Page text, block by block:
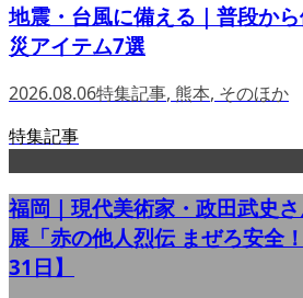
地震・台風に備える｜普段か
災アイテム7選
2026.08.06特集記事, 熊本, そのほか
特集記事
福岡｜現代美術家・政田武史
展「赤の他人烈伝 まぜろ安全
31日】